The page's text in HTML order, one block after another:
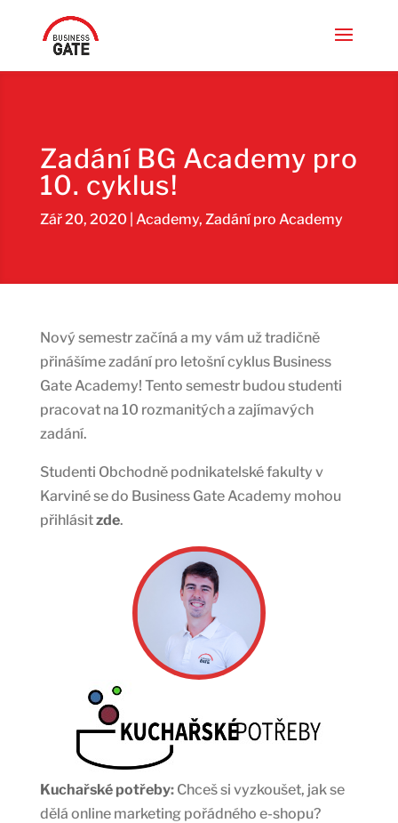
Zadání BG Academy pro
10. cyklus!
Zář 20, 2020| Academy, Zadání pro Academy
Nový semestr začíná a my vám už tradičně
přinášíme zadání pro letošní cyklus Business
Gate Academy! Tento semestr budou studenti
pracovat na 10 rozmanitých a zajímavých
zadání.
Studenti Obchodně podnikatelské fakulty v
Karviné se do Business Gate Academy mohou
přihlásitzde.
Kuchařské potřeby:Chceš si vyzkoušet, jak se
dělá online marketing pořádného e-shopu?